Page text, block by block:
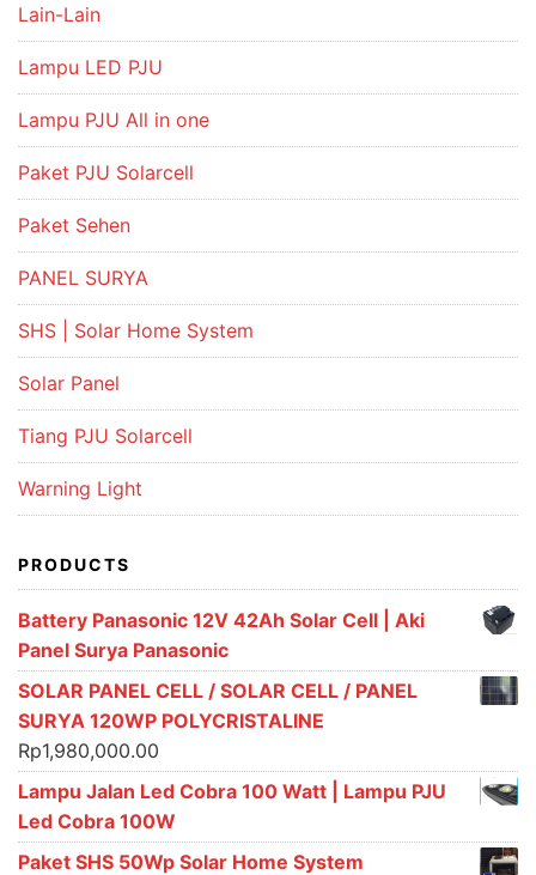
Lain-Lain
Lampu LED PJU
Lampu PJU All in one
Paket PJU Solarcell
Paket Sehen
PANEL SURYA
SHS | Solar Home System
Solar Panel
Tiang PJU Solarcell
Warning Light
PRODUCTS
Battery Panasonic 12V 42Ah Solar Cell | Aki
Panel Surya Panasonic
SOLAR PANEL CELL / SOLAR CELL / PANEL
SURYA 120WP POLYCRISTALINE
Rp1,980,000.00
Lampu Jalan Led Cobra 100 Watt | Lampu PJU
Led Cobra 100W
Paket SHS 50Wp Solar Home System